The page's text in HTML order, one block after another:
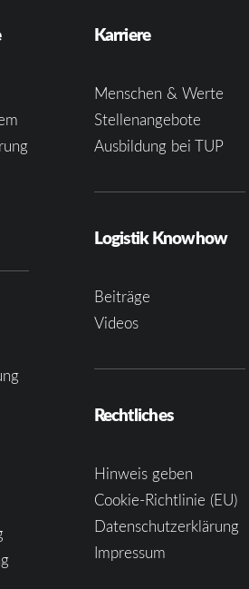
Karriere
Menschen & Werte
Stellenangebote
Ausbildung bei TUP
Logistik Knowhow
Beiträge
Videos
Rechtliches
Hinweis geben
Cookie-Richtlinie (EU)
Datenschutzerklärung
Impressum